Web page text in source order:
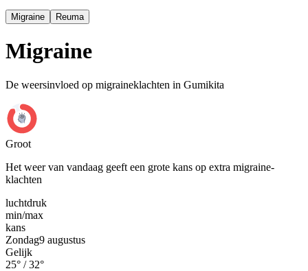
Migraine Reuma
Migraine
De weersinvloed op migraineklachten in Gumikita
Groot
Het weer van vandaag geeft een grote kans op extra migraine-
klachten
luchtdruk
min/max
kans
Zondag9 augustus
Gelijk
25° /32°